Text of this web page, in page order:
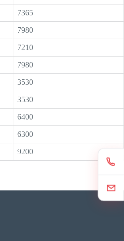
7365
7980
7210
7980
3530
3530
6400
6300
9200